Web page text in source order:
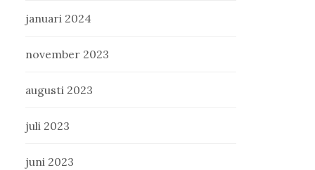
januari 2024
november 2023
augusti 2023
juli 2023
juni 2023